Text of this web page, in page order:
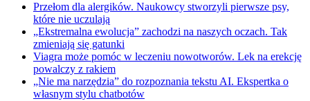
Przełom dla alergików. Naukowcy stworzyli pierwsze psy,
które nie uczulają
„Ekstremalna ewolucja” zachodzi na naszych oczach. Tak
zmieniają się gatunki
Viagra może pomóc w leczeniu nowotworów. Lek na erekcję
powalczy z rakiem
„Nie ma narzędzia” do rozpoznania tekstu AI. Ekspertka o
własnym stylu chatbotów